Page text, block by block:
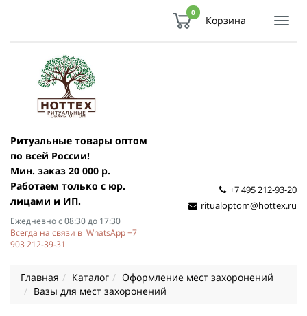
0
Корзина
Ритуальные товары оптом
по всей России!
Мин. заказ 20 000 р.
Работаем только с юр.
лицами и ИП.
Ежедневно с 08:30 до 17:30
Всегда на связи в WhatsApp +7
903 212-39-31
+7 495 212-93-20
ritualoptom@hottex.ru
Главная Каталог
Оформление мест захоронений
Вазы для мест захоронений